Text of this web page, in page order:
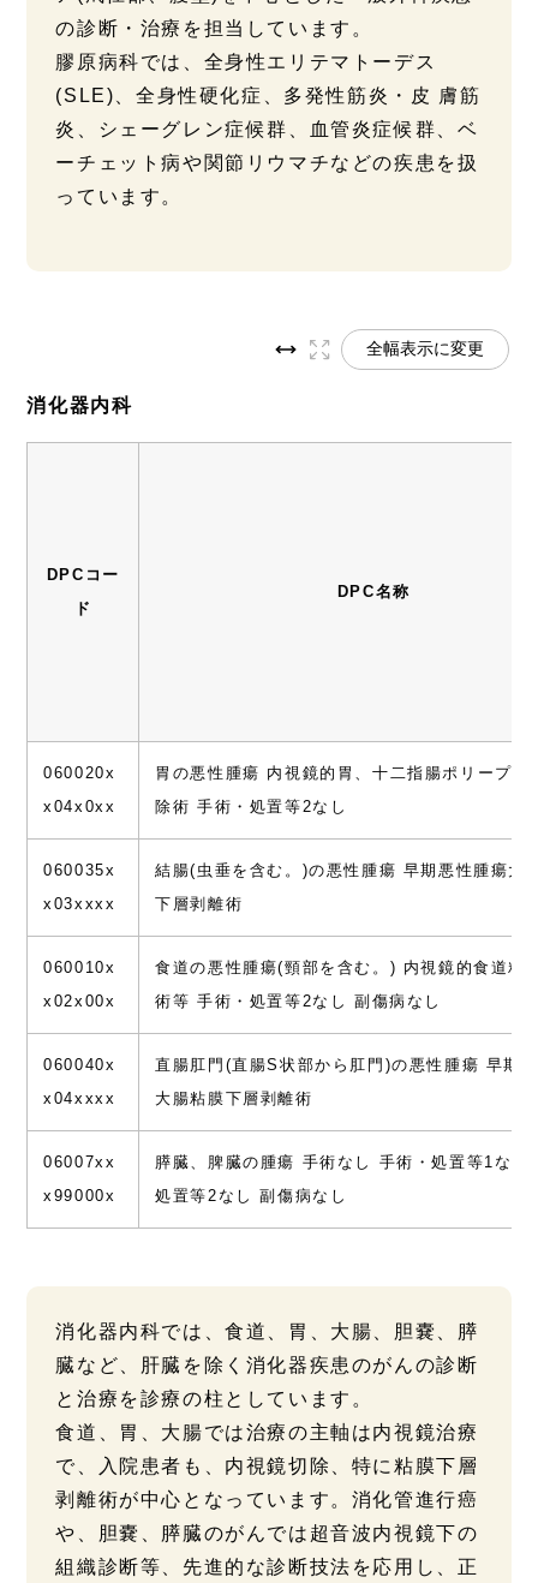
の診断・治療を担当しています。
膠原病科では、全身性エリテマトーデス
(SLE)、全身性硬化症、多発性筋炎・皮 膚筋
炎、シェーグレン症候群、血管炎症候群、ベ
ーチェット病や関節リウマチなどの疾患を扱
っています。
全幅表示に変更
消化器内科
DPCコー
ド
DPC名称
060020x
x04x0xx
胃の悪性腫瘍 内視鏡的胃、十二指腸ポリープ・
除術 手術・処置等2なし
060035x
x03xxxx
結腸(虫垂を含む。)の悪性腫瘍 早期悪性腫瘍大
下層剥離術
060010x
x02x00x
食道の悪性腫瘍(頸部を含む。) 内視鏡的食道粘
術等 手術・処置等2なし 副傷病なし
060040x
x04xxxx
直腸肛門(直腸S状部から肛門)の悪性腫瘍 早期
大腸粘膜下層剥離術
06007xx
x99000x
膵臓、脾臓の腫瘍 手術なし 手術・処置等1なし
処置等2なし 副傷病なし
消化器内科では、食道、胃、大腸、胆嚢、膵
臓など、肝臓を除く消化器疾患のがんの診断
と治療を診療の柱としています。
食道、胃、大腸では治療の主軸は内視鏡治療
で、入院患者も、内視鏡切除、特に粘膜下層
剥離術が中心となっています。消化管進行癌
や、胆嚢、膵臓のがんでは超音波内視鏡下の
組織診断等、先進的な診断技法を応用し、正